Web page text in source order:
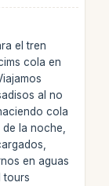
el tren
cola en
al no
cola
la noche,
en aguas
tours